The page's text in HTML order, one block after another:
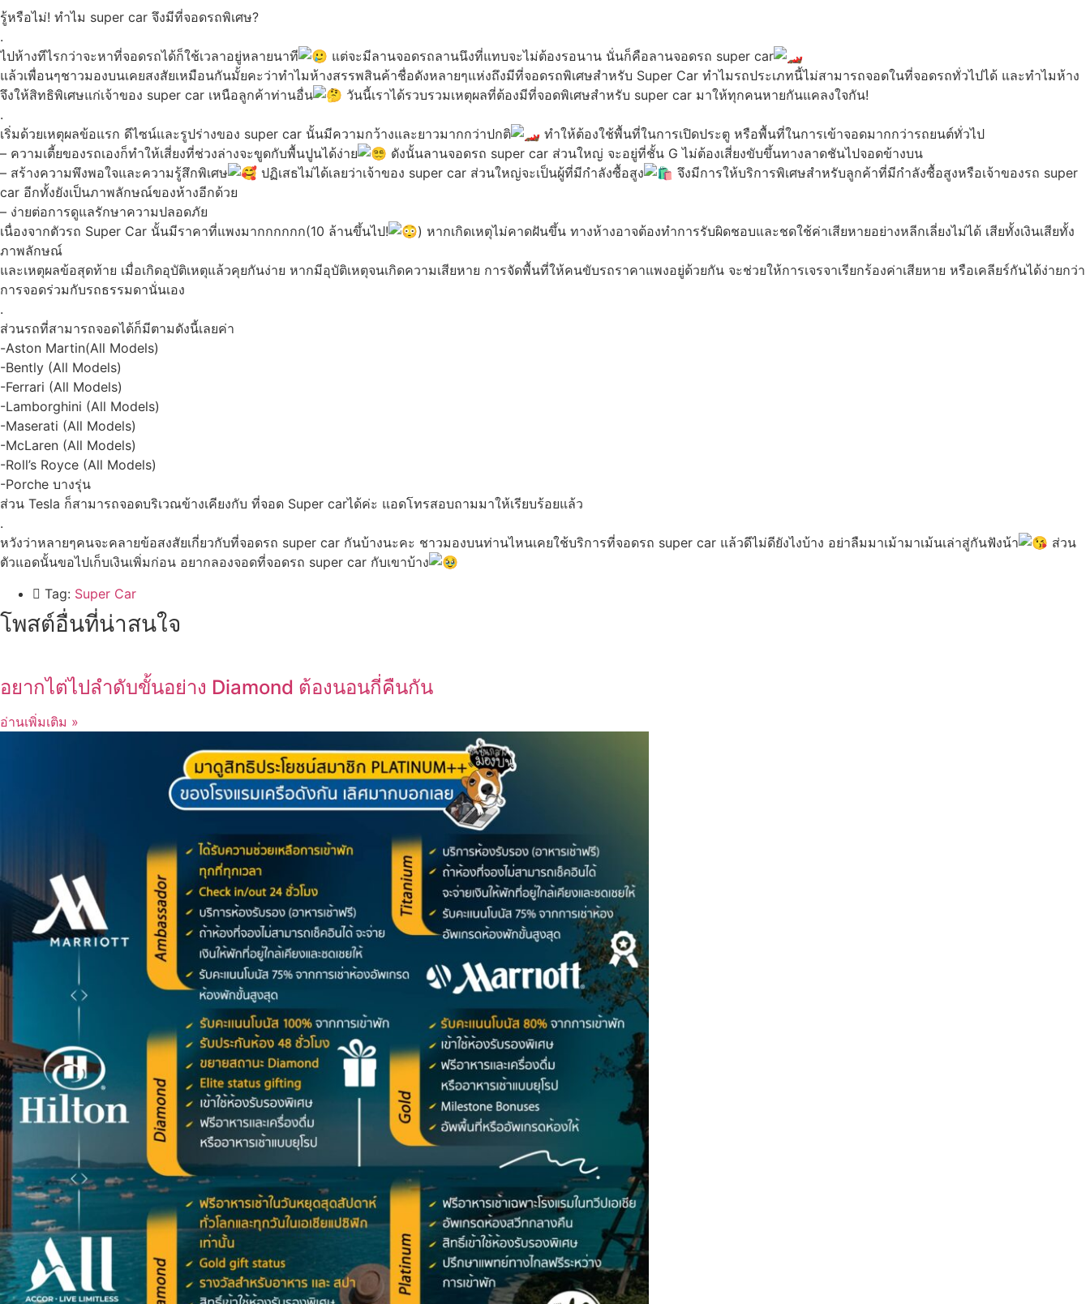
รู้หรือไม่! ทำไม super car จึงมีที่จอดรถพิเศษ?
.
ไปห้างทีไรกว่าจะหาที่จอดรถได้ก็ใช้เวลาอยู่หลายนาที
แต่จะมีลานจอดรถลานนึงที่แทบจะไม่ต้องรอนาน นั่นก็คือลานจอดรถ super car
แล้วเพื่อนๆชาวมองบนเคยสงสัยเหมือนกันมั้ยคะว่าทำไมห้างสรรพสินค้าชื่อดังหลายๆแห่งถึงมีที่จอดรถพิเศษสำหรับ Super Car ทำไมรถประเภทนี้ไม่สามารถจอดในที่จอดรถทั่วไปได้ และทำไมห้าง
จึงให้สิทธิพิเศษแก่เจ้าของ super car เหนือลูกค้าท่านอื่น
วันนี้เราได้รวบรวมเหตุผลที่ต้องมีที่จอดพิเศษสำหรับ super car มาให้ทุกคนหายกันแคลงใจกัน!
.
เริ่มด้วยเหตุผลข้อแรก ดีไซน์และรูปร่างของ super car นั้นมีความกว้างและยาวมากกว่าปกติ
ทำให้ต้องใช้พื้นที่ในการเปิดประตู หรือพื้นที่ในการเข้าจอดมากกว่ารถยนต์ทั่วไป
– ความเตี้ยของรถเองก็ทำให้เสี่ยงที่ช่วงล่างจะขูดกับพื้นปูนได้ง่าย
ดังนั้นลานจอดรถ super car ส่วนใหญ่ จะอยู่ที่ชั้น G ไม่ต้องเสี่ยงขับขึ้นทางลาดชันไปจอดข้างบน
– สร้างความพึงพอใจและความรู้สึกพิเศษ
ปฏิเสธไม่ได้เลยว่าเจ้าของ super car ส่วนใหญ่จะเป็นผู้ที่มีกำลังซื้อสูง
จึงมีการให้บริการพิเศษสำหรับลูกค้าที่มีกำลังซื้อสูงหรือเจ้าของรถ super
car อีกทั้งยังเป็นภาพลักษณ์ของห้างอีกด้วย
– ง่ายต่อการดูแลรักษาความปลอดภัย
เนื่องจากตัวรถ Super Car นั้นมีราคาที่แพงมากกกกกก(10 ล้านขึ้นไป!
) หากเกิดเหตุไม่คาดฝันขึ้น ทางห้างอาจต้องทำการรับผิดชอบและชดใช้ค่าเสียหายอย่างหลีกเลี่ยงไม่ได้ เสียทั้งเงินเสียทั้ง
ภาพลักษณ์
และเหตุผลข้อสุดท้าย เมื่อเกิดอุบัติเหตุแล้วคุยกันง่าย หากมีอุบัติเหตุจนเกิดความเสียหาย การจัดพื้นที่ให้คนขับรถราคาแพงอยู่ด้วยกัน จะช่วยให้การเจรจาเรียกร้องค่าเสียหาย หรือเคลียร์กันได้ง่ายกว่า
การจอดร่วมกับรถธรรมดานั่นเอง
.
ส่วนรถที่สามารถจอดได้ก็มีตามดังนี้เลยค่า
-Aston Martin(All Models)
-Bently (All Models)
-Ferrari (All Models)
-Lamborghini (All Models)
-Maserati (All Models)
-McLaren (All Models)
-Roll’s Royce (All Models)
-Porche บางรุ่น
ส่วน Tesla ก็สามารถจอดบริเวณข้างเคียงกับ ที่จอด Super carได้ค่ะ แอดโทรสอบถามมาให้เรียบร้อยแล้ว
.
หวังว่าหลายๆคนจะคลายข้อสงสัยเกี่ยวกับที่จอดรถ super car กันบ้างนะคะ ชาวมองบนท่านไหนเคยใช้บริการที่จอดรถ super car แล้วดีไม่ดียังไงบ้าง อย่าลืมมาเม้ามาเม้นเล่าสู่กันฟังน้า
ส่วน
ตัวแอดนั้นขอไปเก็บเงินเพิ่มก่อน อยากลองจอดที่จอดรถ super car กับเขาบ้าง
Tag: Super Car
โพสต์อื่นที่น่าสนใจ
อยากไต่ไปลำดับขั้นอย่าง Diamond ต้องนอนกี่คืนกัน
อ่านเพิ่มเติม »